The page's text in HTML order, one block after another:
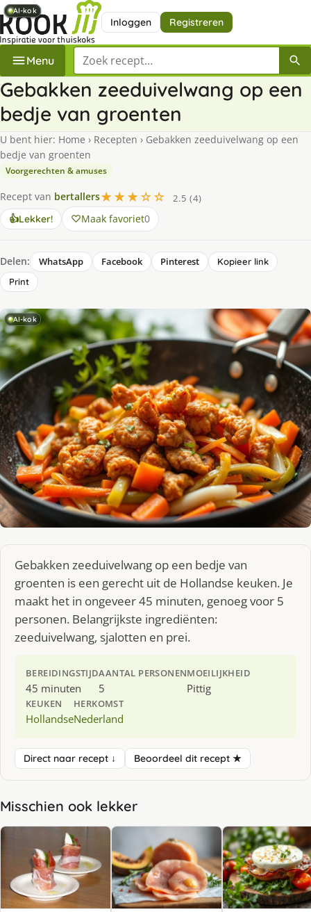
Inloggen Registreren
Menu Zoek een recept
Gebakken zeeduivelwang op een
bedje van groenten
U bent hier: Home › Recepten › Gebakken zeeduivelwang op een
bedje van groenten
Voorgerechten & amuses
Recept van bertallers★★★☆☆
2.5 (4)
👍Lekker! Maak favoriet0
Delen: WhatsApp Facebook Pinterest
Kopieer link
Print
AI-kok
Gebakken zeeduivelwang op een bedje van
groenten is een gerecht uit de Hollandse keuken. Je
maakt het in ongeveer 45 minuten, genoeg voor 5
personen. Belangrijkste ingrediënten:
zeeduivelwang, sjalotten en prei.
BEREIDINGSTIJD
45 minuten
AANTAL PERSONEN
5
MOEILIJKHEID
Pittig
KEUKEN
Hollandse
HERKOMST
Nederland
Direct naar recept ↓ Beoordeel dit recept ★
Misschien ook lekker
AI-kok
AI-kok
AI-kok
AI-kok
AI-kok
AI-kok